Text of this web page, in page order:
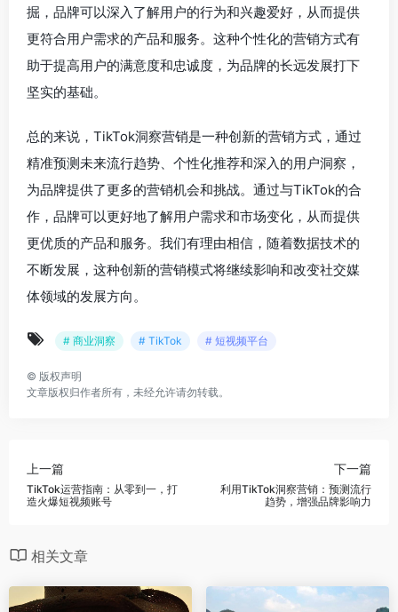
掘，品牌可以深入了解用户的行为和兴趣爱好，从而提供
更符合用户需求的产品和服务。这种个性化的营销方式有
助于提高用户的满意度和忠诚度，为品牌的长远发展打下
坚实的基础。
总的来说，TikTok洞察营销是一种创新的营销方式，通过
精准预测未来流行趋势、个性化推荐和深入的用户洞察，
为品牌提供了更多的营销机会和挑战。通过与TikTok的合
作，品牌可以更好地了解用户需求和市场变化，从而提供
更优质的产品和服务。我们有理由相信，随着数据技术的
不断发展，这种创新的营销模式将继续影响和改变社交媒
体领域的发展方向。
# 商业洞察 # TikTok # 短视频平台
© 版权声明
文章版权归作者所有，未经允许请勿转载。
上一篇
TikTok运营指南：从零到一，打
造火爆短视频账号
下一篇
利用TikTok洞察营销：预测流行
趋势，增强品牌影响力
相关文章